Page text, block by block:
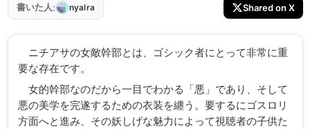
書いた人 : nyalra Shared on X
ニチアサの女敵幹部とは、ゴシック者にとって非常に重
要な存在です。
女的幹部なのだから一目でわかる「悪」であり、そして
悪の美学を完遂するための衣装を纏う。要するにゴスロリ
方面へと進み、その妖しげな魅力によって視聴者の子供た